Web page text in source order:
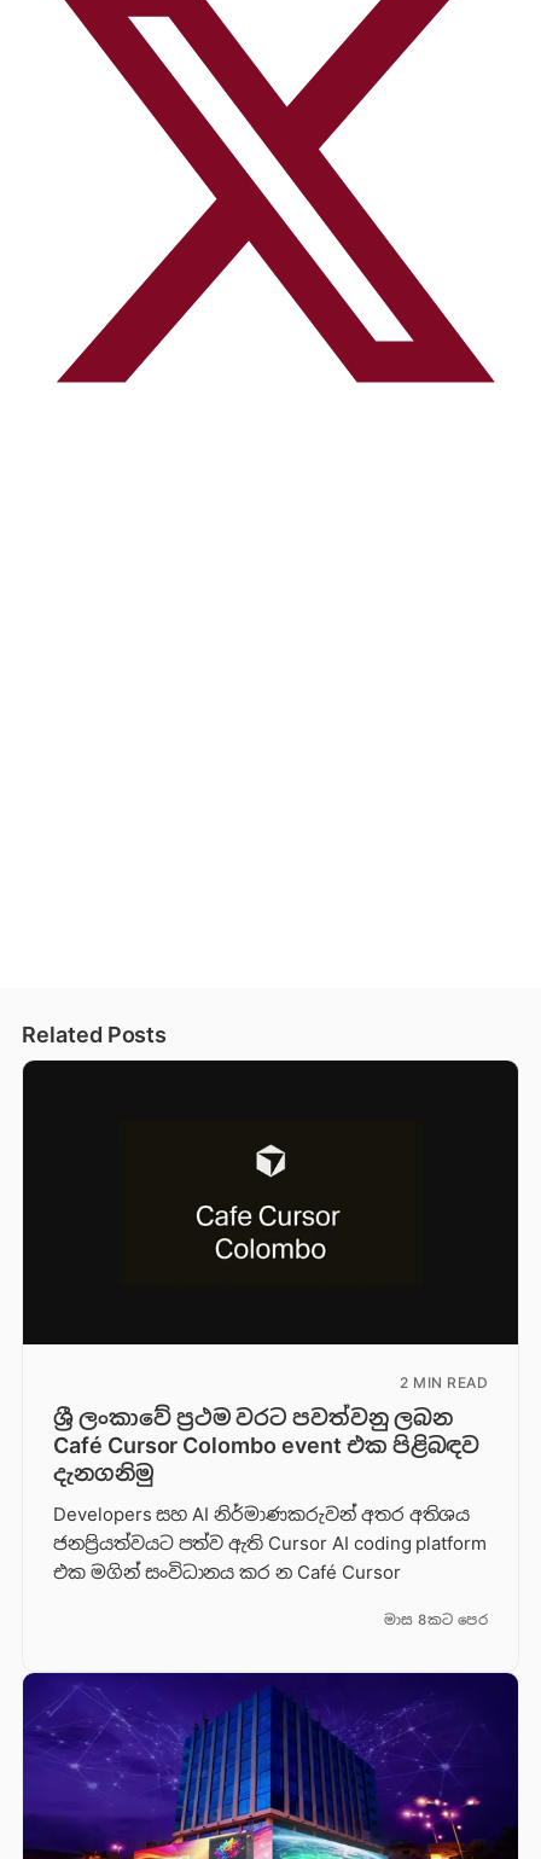
Related Posts
2 MIN READ
ශ්‍රී ලංකාවේ ප්‍රථම වරට පවත්වනු ලබන
Café Cursor Colombo event එක පිළිබඳව
දැනගනිමු
Developers සහ AI නිර්මාණකරුවන් අතර අතිශය
ජනප්‍රියත්වයට පත්ව ඇති Cursor AI coding platform
එක මගින් සංවිධානය කර න Café Cursor
මාස 8කට පෙර